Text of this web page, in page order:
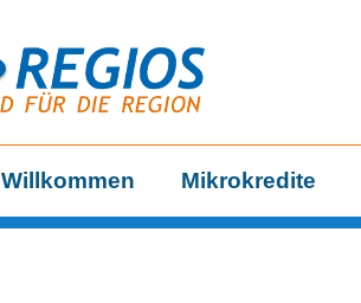
Willkommen Mikrokredite